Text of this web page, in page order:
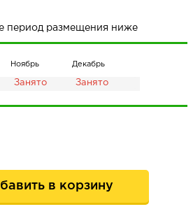
период размещения ниже
Ноябрь Декабрь
в корзину